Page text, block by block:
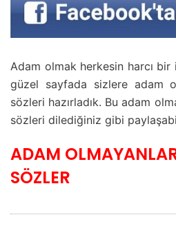
Adam olmak herkesin harcı
güzel sayfada sizlere adam
sözleri hazırladık. Bu adam
sözleri dilediğiniz gibi
ADAM
SÖZLER